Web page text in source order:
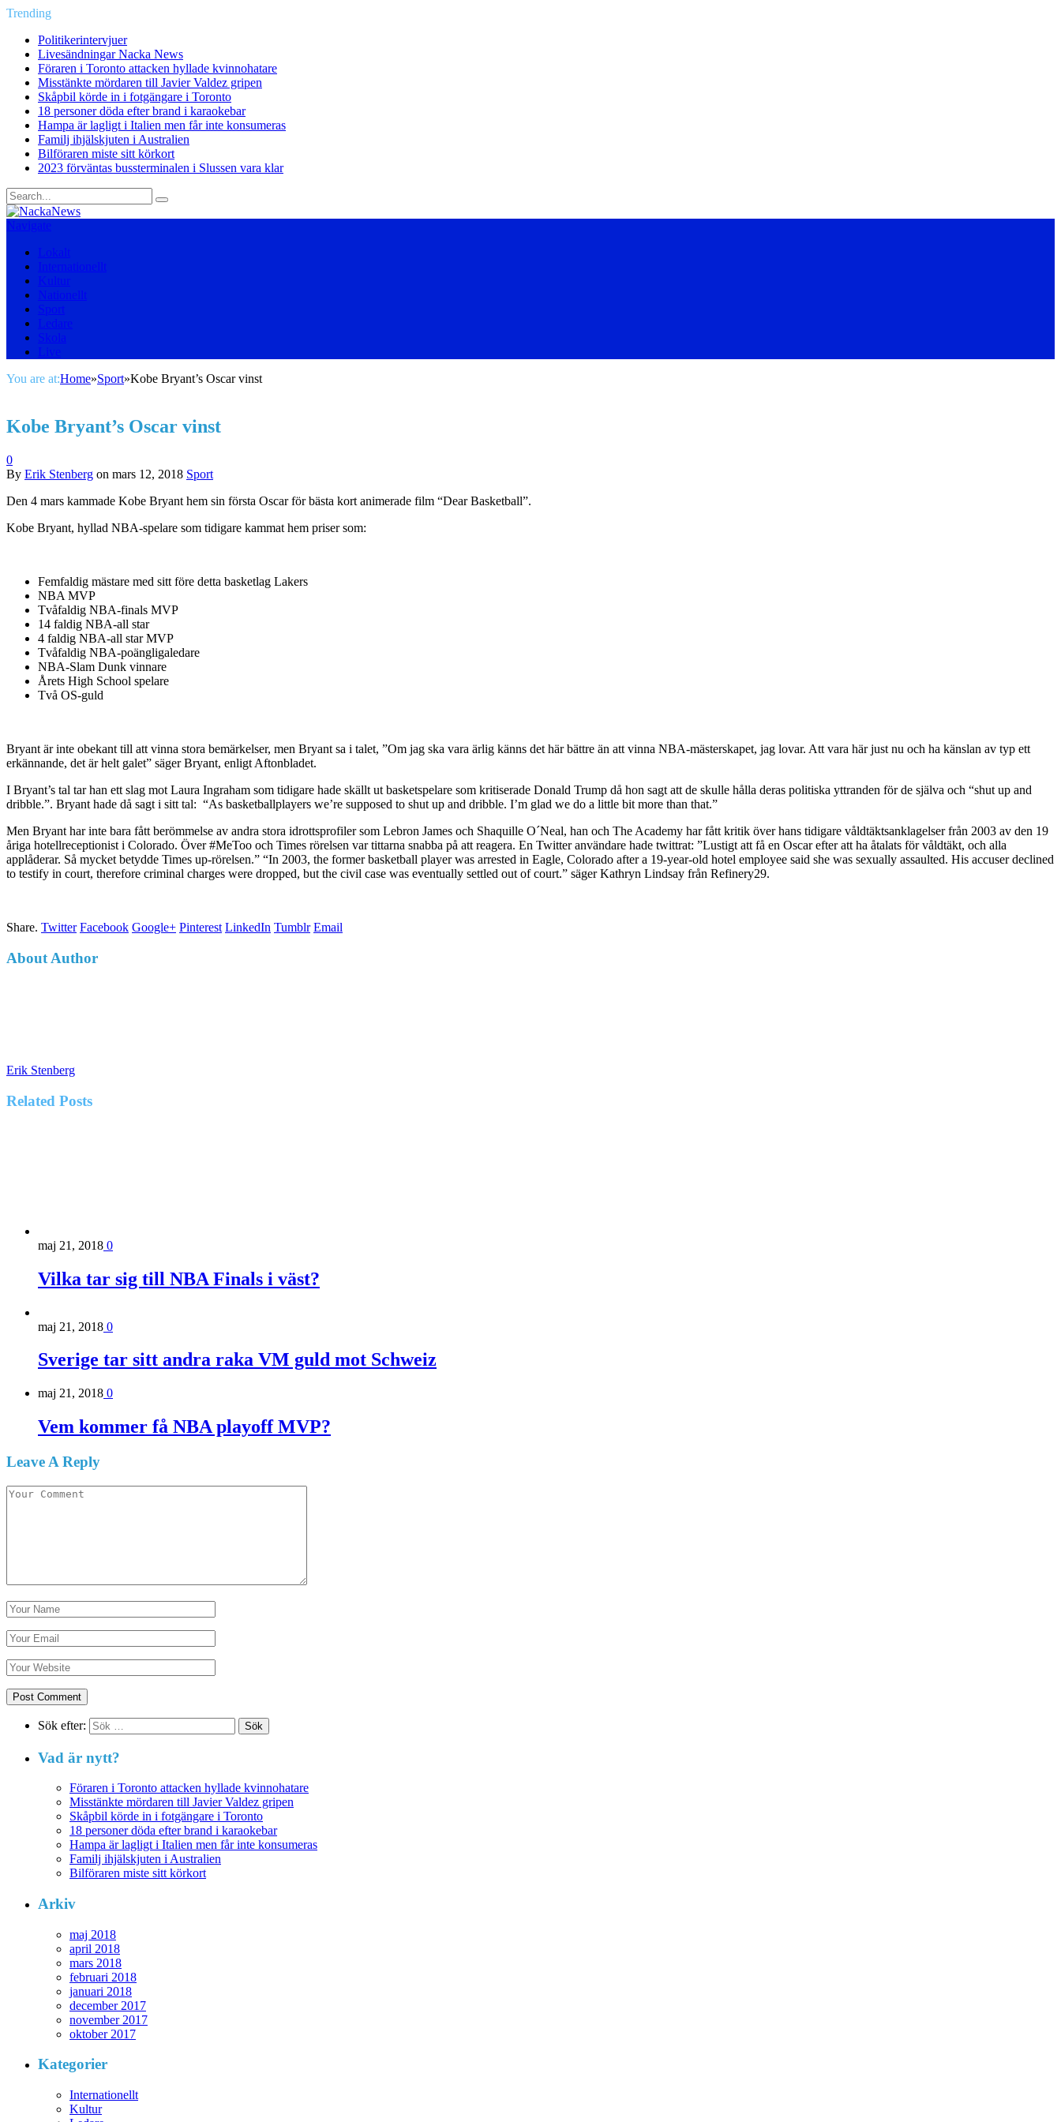
Trending
Politikerintervjuer
Livesändningar Nacka News
Föraren i Toronto attacken hyllade kvinnohatare
Misstänkte mördaren till Javier Valdez gripen
Skåpbil körde in i fotgängare i Toronto
18 personer döda efter brand i karaokebar
Hampa är lagligt i Italien men får inte konsumeras
Familj ihjälskjuten i Australien
Bilföraren miste sitt körkort
2023 förväntas bussterminalen i Slussen vara klar
Navigate
Lokalt
Internationellt
Kultur
Nationellt
Sport
Ledare
Skola
Live
You are at:Home»Sport»Kobe Bryant’s Oscar vinst
Kobe Bryant’s Oscar vinst
0
By Erik Stenberg on mars 12, 2018 Sport
Den 4 mars kammade Kobe Bryant hem sin första Oscar för bästa kort animerade film “Dear Basketball”.
Kobe Bryant, hyllad NBA-spelare som tidigare kammat hem priser som:
Femfaldig mästare med sitt före detta basketlag Lakers
NBA MVP
Tvåfaldig NBA-finals MVP
14 faldig NBA-all star
4 faldig NBA-all star MVP
Tvåfaldig NBA-poängligaledare
NBA-Slam Dunk vinnare
Årets High School spelare
Två OS-guld
Bryant är inte obekant till att vinna stora bemärkelser, men Bryant sa i talet, ”Om jag ska vara ärlig känns det här bättre än att vinna NBA-mästerskapet, jag lovar. Att vara här just nu och ha känslan av typ ett
erkännande, det är helt galet” säger Bryant, enligt Aftonbladet.
I Bryant’s tal tar han ett slag mot Laura Ingraham som tidigare hade skällt ut basketspelare som kritiserade Donald Trump då hon sagt att de skulle hålla deras politiska yttranden för de själva och “shut up and
dribble.”. Bryant hade då sagt i sitt tal: “As basketballplayers we’re supposed to shut up and dribble. I’m glad we do a little bit more than that.”
Men Bryant har inte bara fått berömmelse av andra stora idrottsprofiler som Lebron James och Shaquille O´Neal, han och The Academy har fått kritik över hans tidigare våldtäktsanklagelser från 2003 av den 19
åriga hotellreceptionist i Colorado. Över #MeToo och Times rörelsen var tittarna snabba på att reagera. En Twitter användare hade twittrat: ”Lustigt att få en Oscar efter att ha åtalats för våldtäkt, och alla
applåderar. Så mycket betydde Times up-rörelsen.” “In 2003, the former basketball player was arrested in Eagle, Colorado after a 19-year-old hotel employee said she was sexually assaulted. His accuser declined
to testify in court, therefore criminal charges were dropped, but the civil case was eventually settled out of court.” säger Kathryn Lindsay från Refinery29.
Share. Twitter Facebook Google+ Pinterest LinkedIn Tumblr Email
About Author
Erik Stenberg
Related Posts
maj 21, 2018 0
Vilka tar sig till NBA Finals i väst?
maj 21, 2018 0
Sverige tar sitt andra raka VM guld mot Schweiz
maj 21, 2018 0
Vem kommer få NBA playoff MVP?
Leave A Reply
Sök efter:
Vad är nytt?
Föraren i Toronto attacken hyllade kvinnohatare
Misstänkte mördaren till Javier Valdez gripen
Skåpbil körde in i fotgängare i Toronto
18 personer döda efter brand i karaokebar
Hampa är lagligt i Italien men får inte konsumeras
Familj ihjälskjuten i Australien
Bilföraren miste sitt körkort
Arkiv
maj 2018
april 2018
mars 2018
februari 2018
januari 2018
december 2017
november 2017
oktober 2017
Kategorier
Internationellt
Kultur